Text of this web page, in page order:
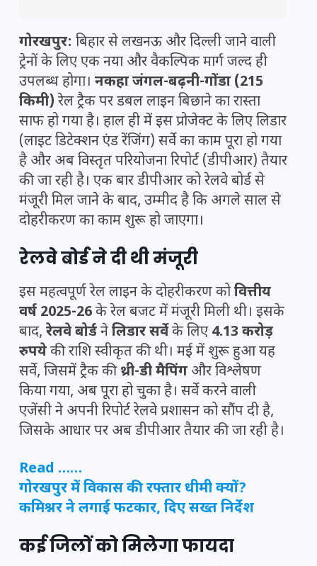
गोरखपुर: बिहार से लखनऊ और दिल्ली जाने वाली
ट्रेनों के लिए एक नया और वैकल्पिक मार्ग जल्द ही
उपलब्ध होगा। नकहा जंगल-बढ़नी-गोंडा (215
किमी) रेल ट्रैक पर डबल लाइन बिछाने का रास्ता
साफ हो गया है। हाल ही में इस प्रोजेक्ट के लिए लिडार
(लाइट डिटेक्शन एंड रेंजिंग) सर्वे का काम पूरा हो गया
है और अब विस्तृत परियोजना रिपोर्ट (डीपीआर) तैयार
की जा रही है। एक बार डीपीआर को रेलवे बोर्ड से
मंजूरी मिल जाने के बाद, उम्मीद है कि अगले साल से
दोहरीकरण का काम शुरू हो जाएगा।
रेलवे बोर्ड ने दी थी मंजूरी
इस महत्वपूर्ण रेल लाइन के दोहरीकरण कोवित्तीय
वर्ष 2025-26के रेल बजट में मंजूरी मिली थी। इसके
बाद, रेलवे बोर्डनेलिडार सर्वेके लिए 4.13 करोड़
रुपयेकी राशि स्वीकृत की थी। मई में शुरू हुआ यह
सर्वे, जिसमें ट्रैक कीथ्री-डी मैपिंग और विश्लेषण
किया गया, अब पूरा हो चुका है। सर्वे करने वाली
एजेंसी ने अपनी रिपोर्ट रेलवे प्रशासन को सौंप दी है,
जिसके आधार पर अब डीपीआर तैयार की जा रही है।
Read ……
गोरखपुर में विकास की रफ्तार धीमी क्यों?
कमिश्नर ने लगाई फटकार, दिए सख्त निर्देश
कई जिलों को मिलेगा फायदा